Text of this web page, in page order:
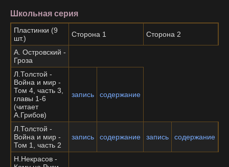
Школьная серия
Пластинки (9
шт.)
Сторона 1 Сторона 2
А. Островский -
Гроза
Л.Толстой -
Война и мир -
Том 4, часть 3,
главы 1-6
(читает
А.Грибов)
запись содержание
Л.Толстой -
Война и мир -
Том 1, часть 2
запись содержание запись содержание
Н.Некрасов -